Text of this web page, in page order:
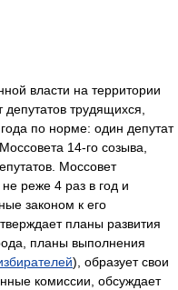
власти на территории
трудящихся,
по норме: один депутат
14-го созыва,
Моссовет
реже 4 раз в год и
законом к его
планы развития
планы выполнения
), образует свои
комиссии, обсуждает